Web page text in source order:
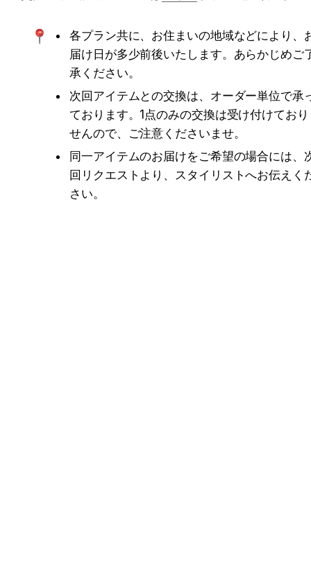
各プラン共に、お住まいの地域などにより、
届け日が多少前後いたします。あらかじめご
承ください。
次回アイテムとの交換は、オーダー単位で承
ております。1点のみの交換は受け付けてお
せんので、ご注意くださいませ。
同一アイテムのお届けをご希望の場合には、
回リクエストより、スタイリストへお伝えく
さい。